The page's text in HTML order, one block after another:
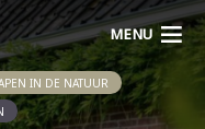
MENU
IN DE NATUUR